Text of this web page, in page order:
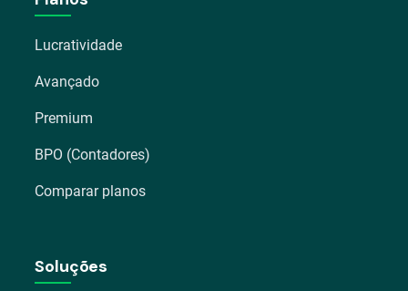
Lucratividade
Avançado
Premium
BPO (Contadores)
Comparar planos
Soluções